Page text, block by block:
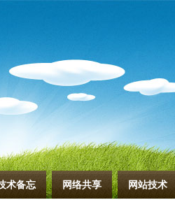
术备忘 网络共享 网站技术